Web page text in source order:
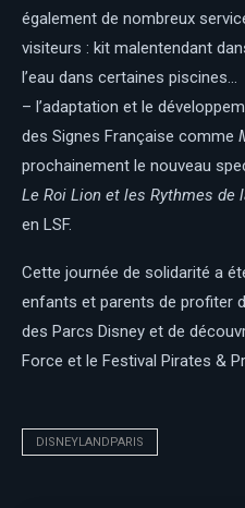
également de nombreux
visiteurs : kit malentendant
l’eau dans certaines piscines…
– l’adaptation et le
des Signes Française comme
prochainement le nouveau
Le Roi Lion et les Rythmes de
en LSF.
Cette journée de solidarité a
enfants et parents de profiter
des Parcs Disney et de
Force et le Festival Pirates &
DISNEYLANDPARIS